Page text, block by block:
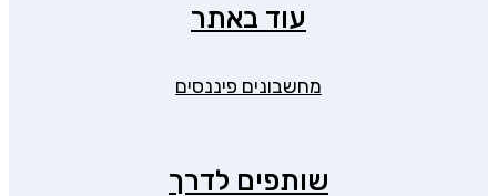
עוד באתר
מחשבונים פיננסים
שותפים לדרך